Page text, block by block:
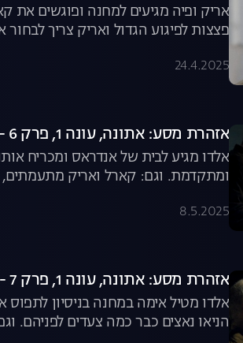
אריק ופיה מגיעים למחנה ופוגשים את
פצצות לפיגוע הגדול ואריק צריך
24.4.2025
אזהרת מסע: אתונה, עונה 1, פרק 6 - הילחם או ברח
אלדו מגיע לבית של אנדראס ומכריח
ומתקדמת. וגם: קארל ואריק מתעמתים,
8.5.2025
אזהרת מסע: אתונה, עונה 1, פרק 7 - החלטות גורליות
אלדו מטיל אימה במחנה בניסיון
הניאו נאצים כבר כמה צעדים לפניהם.